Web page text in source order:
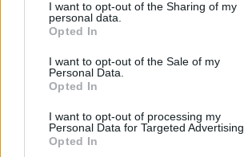
I want to opt-out of the Sharing of my
personal data.
Opted In
I want to opt-out of the Sale of my
Personal Data.
Opted In
I want to opt-out of processing my
Personal Data for Targeted Advertising.
Opted In